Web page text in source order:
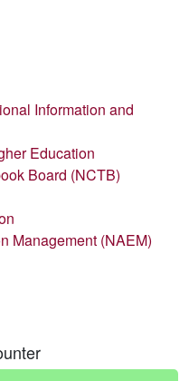
Information and
Education
Board (NCTB)
Management (NAEM)